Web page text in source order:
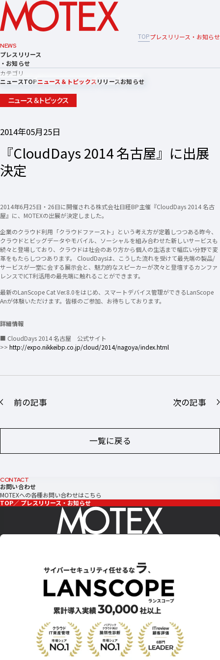
TOPプレスリリース・お知らせ
NEWS
プレスリリース
・お知らせ
カテゴリ
ニュースTOPニュース＆トピックスリリースお知らせ
ニュース＆トピックス
2014年05月25日
『CloudDays 2014 名古屋』に出展
決定
2014年6月25日・26日に開催される株式会社日経BP主催『CloudDays 2014 名古
屋』に、MOTEXの出展が決定しました。
企業のクラウド利用「クラウドファースト」という考え方が定着しつつある昨今、
クラウドとビッグデータやモバイル、ソーシャルを組み合わせた新しいサービスも
続々と登場しており、クラウドは社会のあり方から個人の生活まで幅広い分野で変
革をもたらしつつあります。 CloudDaysは、こうした流れを受けて最先端の製品/
サービスが一堂に会する展示会と、魅力的なスピーカーが次々と登壇するカンファ
レンスでICT利活用の最先端に触れることができます。
最新のLanScope Cat Ver.8.0をはじめ、スマートデバイス管理ができるLanScope
Anが体験いただけます。皆様のご参加、お待ちしております。
詳細情報
■ CloudDays 2014 名古屋 公式サイト
>> http://expo.nikkeibp.co.jp/cloud/2014/nagoya/index.html
前の記事
一覧に戻る
次の記事
CONTACT
お問い合わせ
MOTEXへの各種お問い合わせはこちら
TOP
プレスリリース・お知らせ